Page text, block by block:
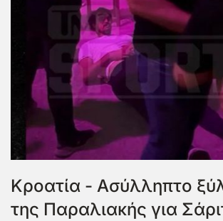
Κροατία - Ασύλληπτο
της Παραλιακής για